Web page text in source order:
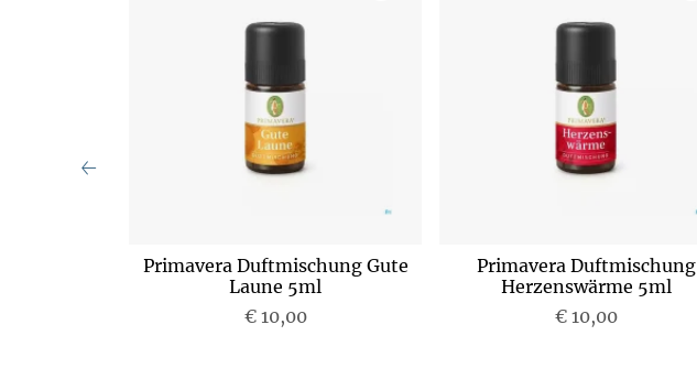
Primavera Duftmischung Gute
Laune 5ml
€ 10,00
Primavera Duftmischung
Herzenswärme 5ml
€ 10,00
P
P